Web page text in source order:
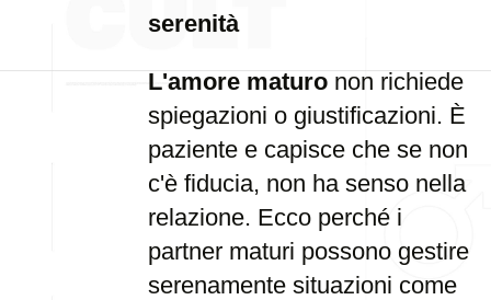
serenità
L'amore maturo non richiede
spiegazioni o giustificazioni. È
paziente e capisce che se non
c'è fiducia, non ha senso nella
relazione. Ecco perché i
partner maturi possono gestire
serenamente situazioni come